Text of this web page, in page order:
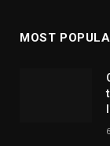
MOST